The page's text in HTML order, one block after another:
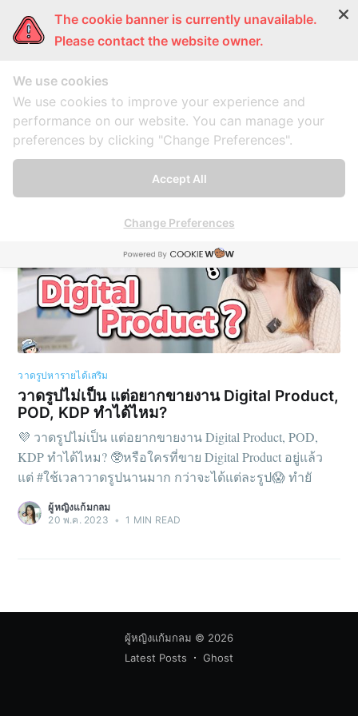
ผู้หญิงแก้มกลม การ์ตูนแก้มกลม แก้มกลมพากิน
จ้างฟรีแลนซ์
A collection of 1 post
วาดรูปหารายได้เสริม
วาดรูปไม่เป็น แต่อยากขายงาน Digital Product,
POD, KDP ทำได้ไหม?
💜 วาดรูปไม่เป็น แต่อยากขายงาน Digital Product, POD,
KDP ทำได้ไหม? 🥸หรือใครที่ขาย Digital Product อยู่แล้ว
แต่ #ใช้เวลาวาดรูปนานมาก กว่าจะได้แต่ละรูป😱 ทำยั
ผู้หญิงแก้มกลม
20 พ.ค. 2023 • 1 MIN READ
ผู้หญิงแก้มกลม © 2026
Latest Posts
Ghost
The cookie banner is currently unavailable.
Please contact the website owner.
We use cookies
We use cookies to improve your experience and
performance on our website. You can manage your
preferences by clicking "Change Preferences".
Accept All
Change Preferences